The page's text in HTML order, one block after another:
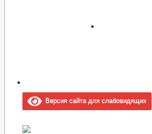
Версия сайта для слабовидящих